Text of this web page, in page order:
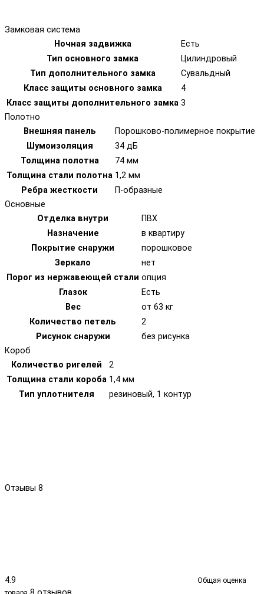
Замковая система
Ночная задвижка
Есть
Тип основного замка
Цилиндровый
Тип дополнительного замка
Сувальдный
Класс защиты основного замка
4
Класс защиты дополнительного замка 3
Полотно
Внешняя панель
Порошково-полимерное покрытие
Шумоизоляция
34 дБ
Толщина полотна
74 мм
Толщина стали полотна 1,2 мм
Ребра жесткости
П-образные
Основные
Отделка внутри
ПВХ
Назначение
в квартиру
Покрытие снаружи
порошковое
Зеркало
нет
Порог из нержавеющей стали опция
Глазок
Есть
Вес
от 63 кг
Количество петель
2
Рисунок снаружи
без рисунка
Короб
Количество ригелей
2
Толщина стали короба 1,4 мм
Тип уплотнителя
резиновый, 1 контур
Отзывы 8
4.9
Общая оценка